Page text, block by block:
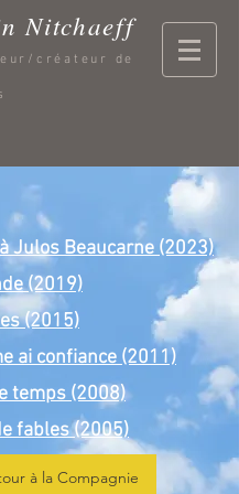
Nitchaeff
créateur de
Julos Beaucarne (2023)
(2019)
(2015)
ai confiance (2011)
temps (2008)
fables (2005)
à la Compagnie